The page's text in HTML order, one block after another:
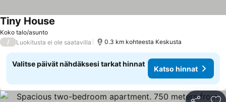
Koko talo/asunto
Tiny House
/ Luokitusta ei ole saatavilla 0.3 km kohteesta Keskusta
Valitse päivät nähdäksesi tarkat hinnat
Katso hinnat